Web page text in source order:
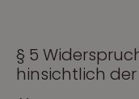
§ 5
hinsichtlich